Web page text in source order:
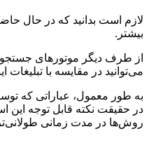
لازم است بدانید که در حال
بیشتر.
از طرف دیگر موتورهای جستجوی
می‌توانید در مقایسه با
به طور معمول، عباراتی که
در حقیقت نکته قابل توجه این
روش‌ها در مدت زمانی